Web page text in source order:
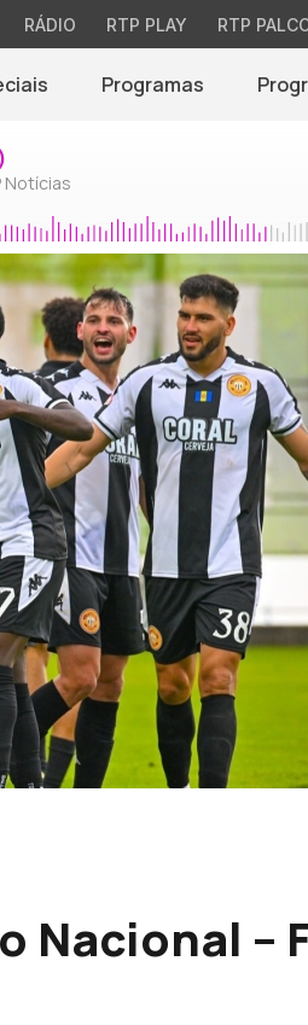
RÁDIO RTP PLAY RTP
Programas
Notícias
Nacional –